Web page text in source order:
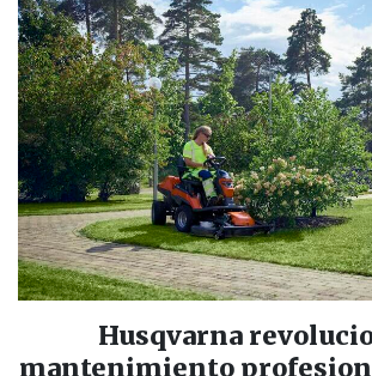
Husqvarna
mantenimiento